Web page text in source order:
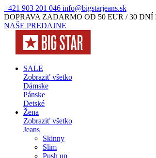
+421 903 201 046 info@bigstarjeans.sk
DOPRAVA ZADARMO OD 50 EUR / 30
NAŠE PREDAJNE
SALE
Zobraziť všetko
Dámske
Pánske
Detské
Žena
Zobraziť všetko
Jeans
Skinny
Slim
Push up